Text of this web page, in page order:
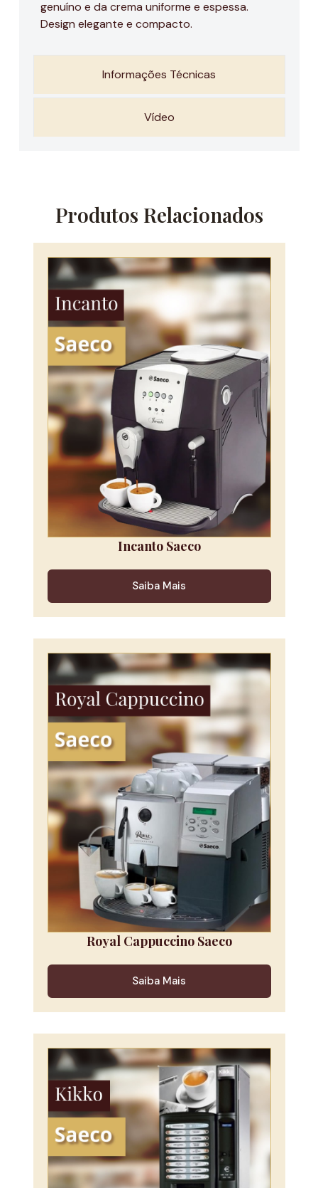
Informações Técnicas
Vídeo
genuíno e da crema uniforme e espessa.
Design elegante e compacto.
Produtos Relacionados
Incanto Saeco
Saiba Mais
Royal Cappuccino Saeco
Saiba Mais